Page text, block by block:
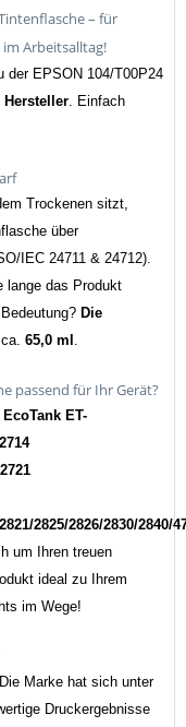
– für
Arbeitsalltag!
der EPSON 104/T00P24
Hersteller. Einfach
Trockenen sitzt,
über
IEC 24711 & 24712).
lange das Produkt
Die
65,0 ml .
passend für Ihr Gerät?
EcoTank ET-
2825/2826/2830/2840/
um Ihren treuen
ideal zu Ihrem
im Wege!
Marke hat sich unter
Druckergebnisse